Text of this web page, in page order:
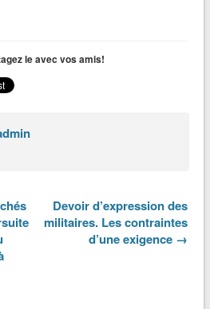
le avec vos amis!
Devoir d’expression des
militaires. Les contraintes
d’une exigence →